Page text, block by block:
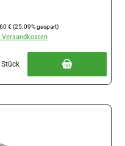
€ (25.09% gespart)
Stück